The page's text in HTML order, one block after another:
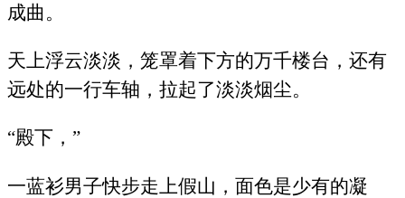
成曲。
天上浮云淡淡，笼罩着下方的万千楼台，还有
远处的一行车轴，拉起了淡淡烟尘。
“殿下，”
一蓝衫男子快步走上假山，面色是少有的凝